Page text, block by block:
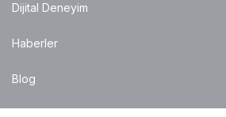
Dijital Deneyim
Haberler
Blog